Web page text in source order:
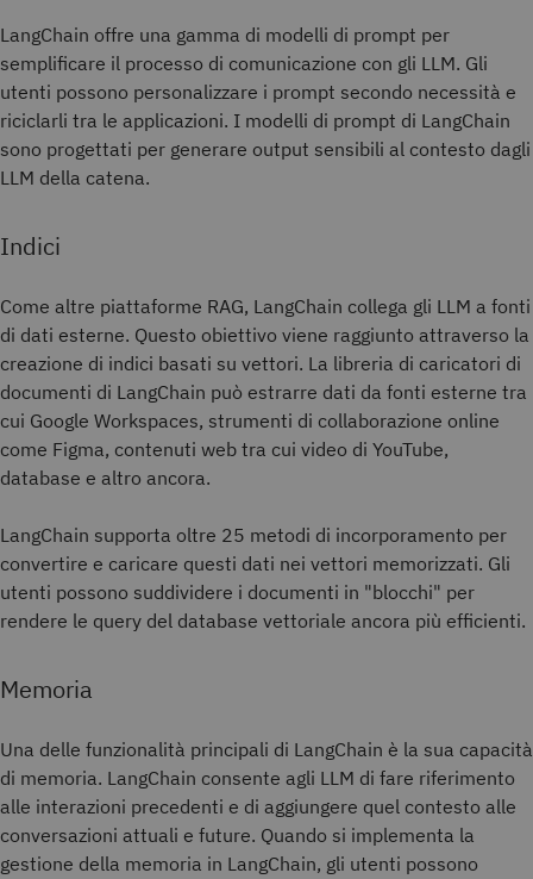
LangChain offre una gamma di modelli di prompt per
semplificare il processo di comunicazione con gli LLM. Gli
utenti possono personalizzare i prompt secondo necessità e
riciclarli tra le applicazioni. I modelli di prompt di LangChain
sono progettati per generare output sensibili al contesto dagli
LLM della catena.
Indici
Come altre piattaforme RAG, LangChain collega gli LLM a fonti
di dati esterne. Questo obiettivo viene raggiunto attraverso la
creazione di indici basati su vettori. La libreria di caricatori di
documenti di LangChain può estrarre dati da fonti esterne tra
cui Google Workspaces, strumenti di collaborazione online
come Figma, contenuti web tra cui video di YouTube,
database e altro ancora.
LangChain supporta oltre 25 metodi di incorporamento per
convertire e caricare questi dati nei vettori memorizzati. Gli
utenti possono suddividere i documenti in "blocchi" per
rendere le query del database vettoriale ancora più efficienti.
Memoria
Una delle funzionalità principali di LangChain è la sua capacità
di memoria. LangChain consente agli LLM di fare riferimento
alle interazioni precedenti e di aggiungere quel contesto alle
conversazioni attuali e future. Quando si implementa la
gestione della memoria in LangChain, gli utenti possono